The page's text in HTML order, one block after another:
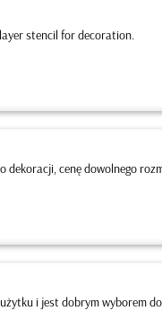
stencil for decoration.
cenę dowolnego
i jest dobrym wyborem